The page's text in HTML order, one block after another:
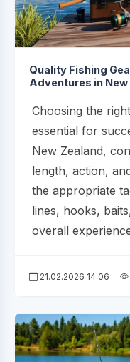
Quality Fishing
Adventures in New
Choosing the
essential for
New Zealand,
length, action,
the appropriate
lines, hooks,
overall
21.02.2026 14:06